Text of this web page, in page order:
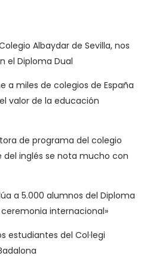
Albaydar de Sevilla, nos
el Diploma Dual
a miles de colegios de España
valor de la educación
de programa del colegio
del inglés se nota mucho con
a 5.000 alumnos del Diploma
internacional»
estudiantes del Col·legi